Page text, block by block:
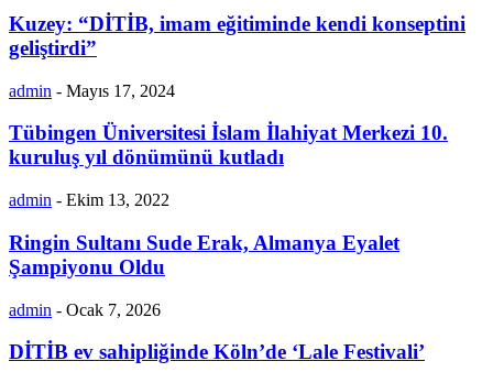
Kuzey: “DİTİB, imam eğitiminde kendi konseptini
geliştirdi”
admin - Mayıs 17, 2024
Tübingen Üniversitesi İslam İlahiyat Merkezi 10.
kuruluş yıl dönümünü kutladı
admin - Ekim 13, 2022
Ringin Sultanı Sude Erak, Almanya Eyalet
Şampiyonu Oldu
admin - Ocak 7, 2026
DİTİB ev sahipliğinde Köln’de ‘Lale Festivali’